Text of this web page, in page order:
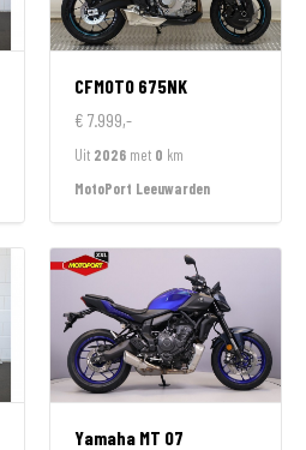
CFMOTO 675NK
€ 7.999,-
Uit 2026 met 0 km
MotoPort Leeuwarden
Yamaha MT 07